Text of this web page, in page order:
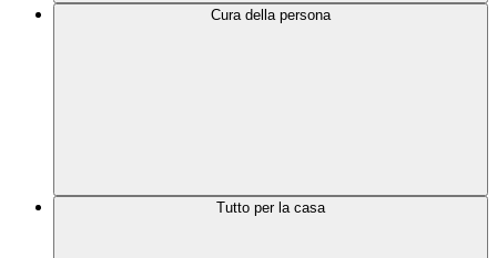
Cura della persona
Tutto per la casa